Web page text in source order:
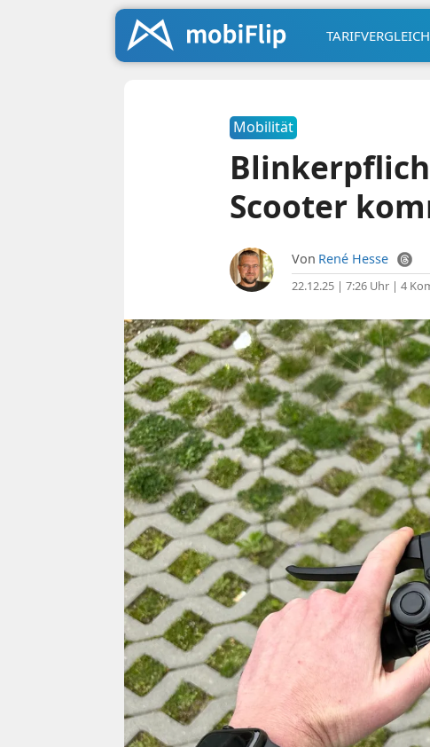
TARIFVERGLEICH
Mobilität
Scooter
Von René Hesse
22.12.25 | 7:26 Uhr| 4